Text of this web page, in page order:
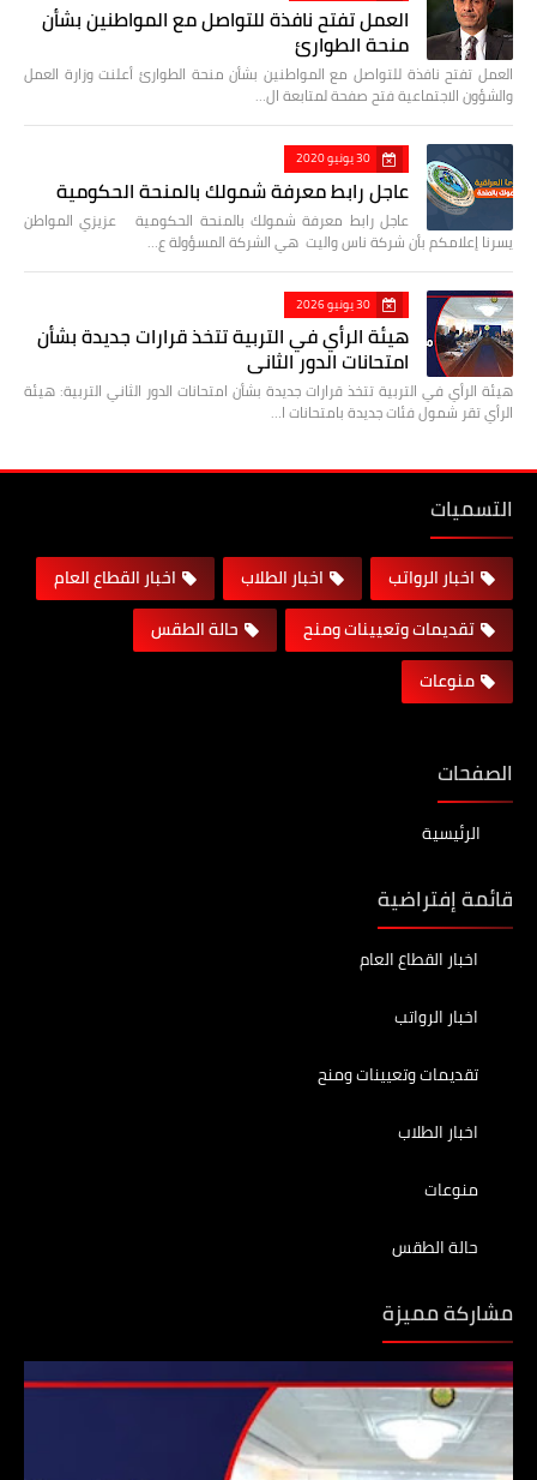
العمل تفتح نافذة للتواصل مع المواطنين بشأن
منحة الطوارئ
العمل تفتح نافذة للتواصل مع المواطنين بشأن منحة الطوارئ أعلنت وزارة العمل
والشؤون الاجتماعية فتح صفحة لمتابعة ال…
30 يونيو 2020
عاجل رابط معرفة شمولك بالمنحة الحكومية
عاجل رابط معرفة شمولك بالمنحة الحكومية عزيزي المواطن
يسرنا إعلامكم بأن شركة ناس واليت هي الشركة المسؤولة ع…
30 يونيو 2026
هيئة الرأي في التربية تتخذ قرارات جديدة بشأن
امتحانات الدور الثاني
هيئة الرأي في التربية تتخذ قرارات جديدة بشأن امتحانات الدور الثاني التربية: هيئة
الرأي تقر شمول فئات جديدة بامتحانات ا…
التسميات
اخبار الرواتب اخبار الطلاب
اخبار القطاع العام
تقديمات وتعيينات ومنح
حالة الطقس
منوعات
الصفحات
الرئيسية
قائمة إفتراضية
اخبار القطاع العام
اخبار الرواتب
تقديمات وتعيينات ومنح
اخبار الطلاب
منوعات
حالة الطقس
مشاركة مميزة